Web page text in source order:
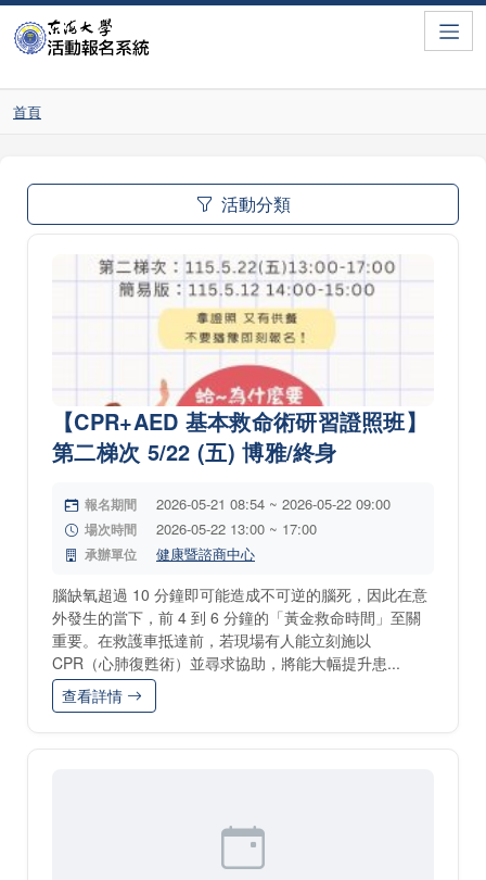
首頁
活動分類
【CPR+AED 基本救命術研習證照班】
第二梯次 5/22 (五) 博雅/終身
報名期間 2026-05-21 08:54 ~ 2026-05-22 09:00
場次時間 2026-05-22 13:00 ~ 17:00
承辦單位 健康暨諮商中心
腦缺氧超過 10 分鐘即可能造成不可逆的腦死，因此在意
外發生的當下，前 4 到 6 分鐘的「黃金救命時間」至關
重要。在救護車抵達前，若現場有人能立刻施以
CPR（心肺復甦術）並尋求協助，將能大幅提升患...
查看詳情